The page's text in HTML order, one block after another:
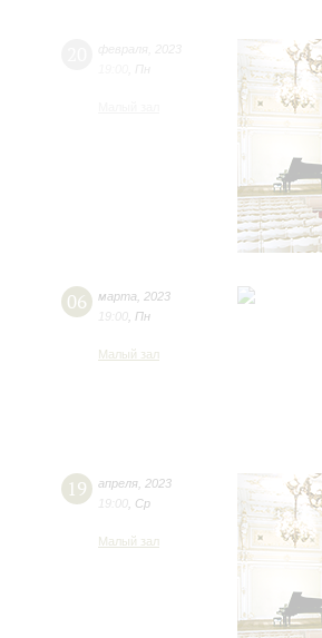
06 марта
2023
19:00 Пн
Малый зал
19 апреля 2023
19:00 Ср
Малый зал